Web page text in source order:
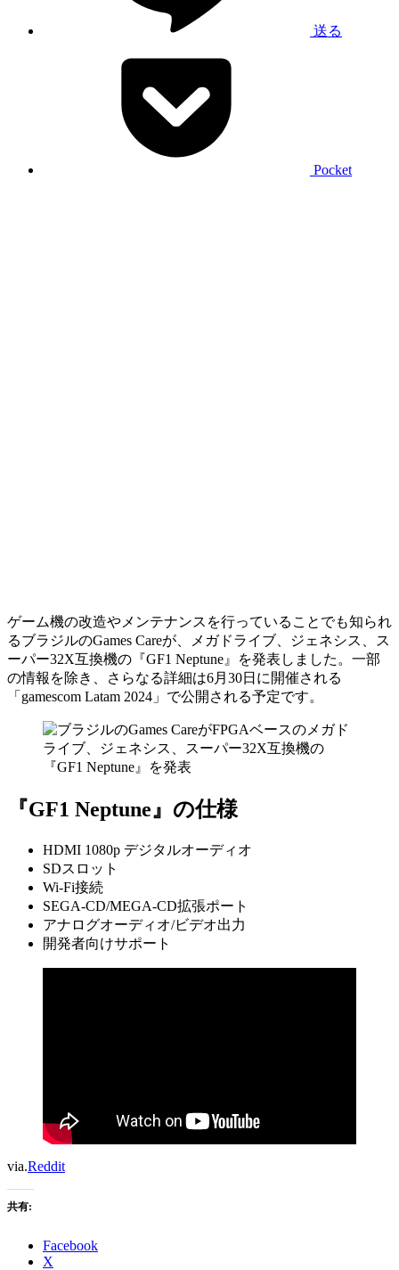
送る
Pocket
ゲーム機の改造やメンテナンスを行っていることでも知られ
るブラジルのGames Careが、メガドライブ、ジェネシス、ス
ーパー32X互換機の『GF1 Neptune』を発表しました。一部
の情報を除き、さらなる詳細は6月30日に開催される
「gamescom Latam 2024」で公開される予定です。
『GF1 Neptune』の仕様
HDMI 1080p デジタルオーディオ
SDスロット
Wi-Fi接続
SEGA-CD/MEGA-CD拡張ポート
アナログオーディオ/ビデオ出力
開発者向けサポート
via.Reddit
共有:
Facebook
X